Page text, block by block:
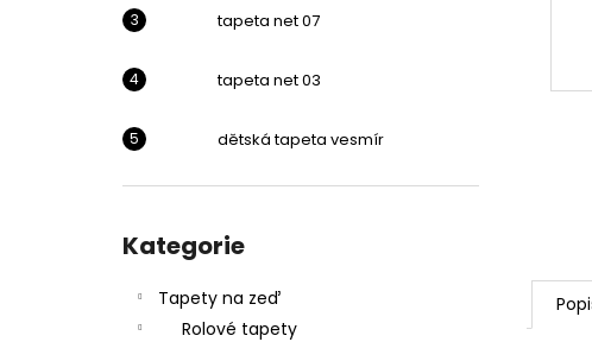
tapeta net 07
tapeta net 03
dětská tapeta vesmír
kategorie
Kategorie
Tapety na zeď
Rolové tapety